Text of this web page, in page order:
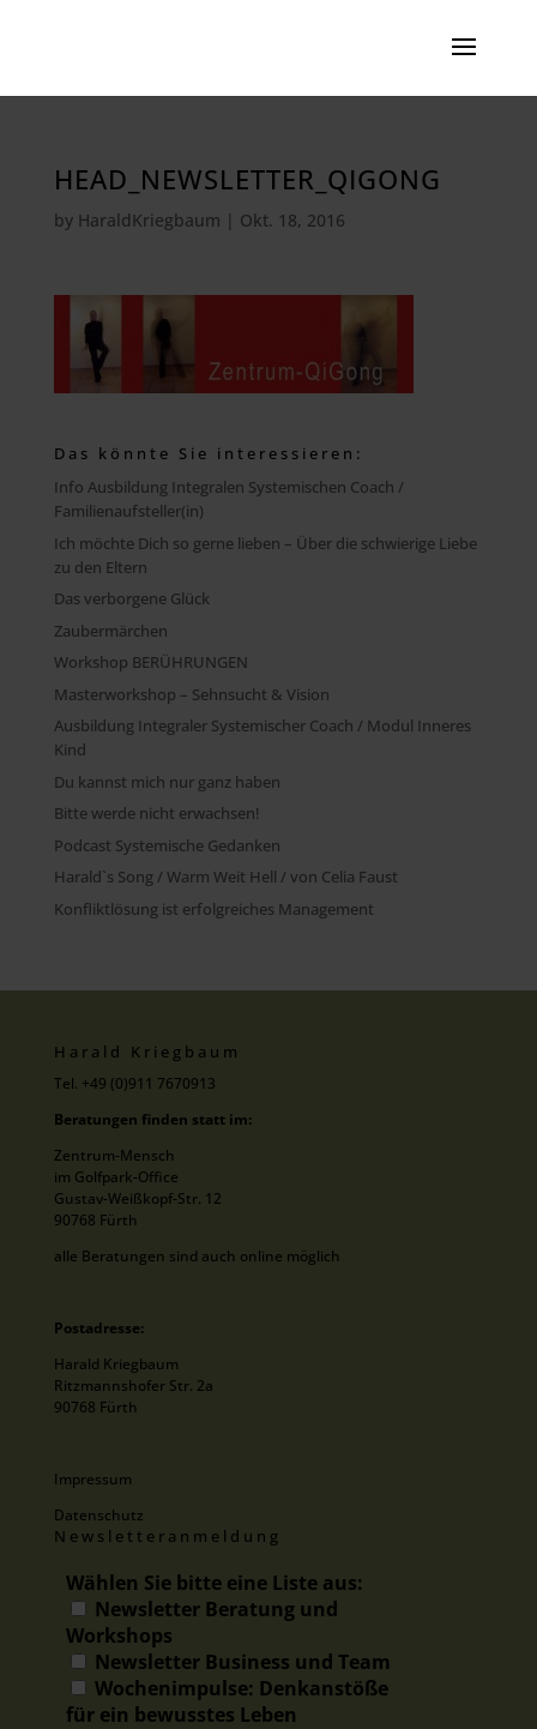
HEAD_NEWSLETTER_QIGONG
by HaraldKriegbaum | Okt. 18, 2016
Das könnte Sie interessieren:
Info Ausbildung Integralen Systemischen Coach /
Familienaufsteller(in)
Ich möchte Dich so gerne lieben – Über die schwierige Liebe
zu den Eltern
Das verborgene Glück
Zaubermärchen
Workshop BERÜHRUNGEN
Masterworkshop – Sehnsucht & Vision
Ausbildung Integraler Systemischer Coach / Modul Inneres
Kind
Du kannst mich nur ganz haben
Bitte werde nicht erwachsen!
Podcast Systemische Gedanken
Harald`s Song / Warm Weit Hell / von Celia Faust
Konfliktlösung ist erfolgreiches Management
Harald Kriegbaum
Tel. +49 (0)911 7670913
Beratungen finden statt im:
Zentrum-Mensch
im Golfpark-Office
Gustav-Weißkopf-Str. 12
90768 Fürth
alle Beratungen sind auch online möglich
Postadresse:
Harald Kriegbaum
Ritzmannshofer Str. 2a
90768 Fürth
Impressum
Datenschutz
Newsletteranmeldung
Wählen Sie bitte eine Liste aus:
Newsletter Beratung und
Workshops
Newsletter Business und Team
Wochenimpulse: Denkanstöße
für ein bewusstes Leben